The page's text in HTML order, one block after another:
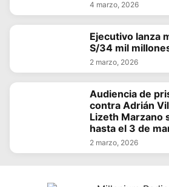
4 marzo, 2026
Ejecutivo lanza
S/34 mil
2 marzo, 2026
Audiencia de
contra Adrián
Lizeth Marzano
hasta el 3 de
2 marzo, 2026